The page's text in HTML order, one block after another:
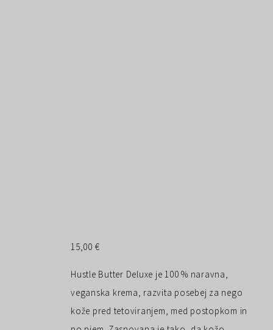
15,00 €
Hustle Butter Deluxe je 100 % naravna,
veganska krema, razvita posebej za nego
kože pred tetoviranjem, med postopkom in